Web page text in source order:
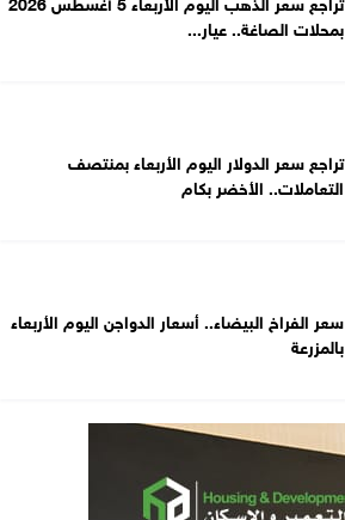
بمحلات الصاغة.. عيار...
تراجع سعر الدولار اليوم الأربعاء بمنتصف
التعاملات.. الأخضر بكام
سعر الفراخ البيضاء.. أسعار الدواجن اليوم الأربعاء
بالمزرعة